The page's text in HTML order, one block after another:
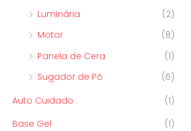
Luminária
(2)
Motor
(8)
Panela de Cera
(1)
Sugador de Pó
(6)
Auto Cuidado
(1)
Base Gel
(1)